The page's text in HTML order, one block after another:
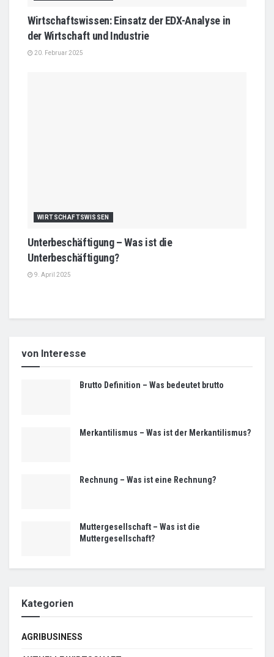
Wirtschaftswissen: Einsatz der EDX-Analyse in
der Wirtschaft und Industrie
20. Februar 2025
WIRTSCHAFTSWISSEN
Unterbeschäftigung – Was ist die
Unterbeschäftigung?
9. April 2025
von Interesse
Brutto Definition – Was bedeutet brutto
Merkantilismus – Was ist der Merkantilismus?
Rechnung – Was ist eine Rechnung?
Muttergesellschaft – Was ist die
Muttergesellschaft?
Kategorien
AGRIBUSINESS